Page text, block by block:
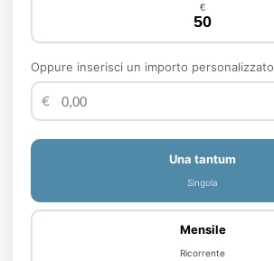
€
50
Oppure inserisci un importo personalizzato
€
Una tantum
Singola
Mensile
Ricorrente